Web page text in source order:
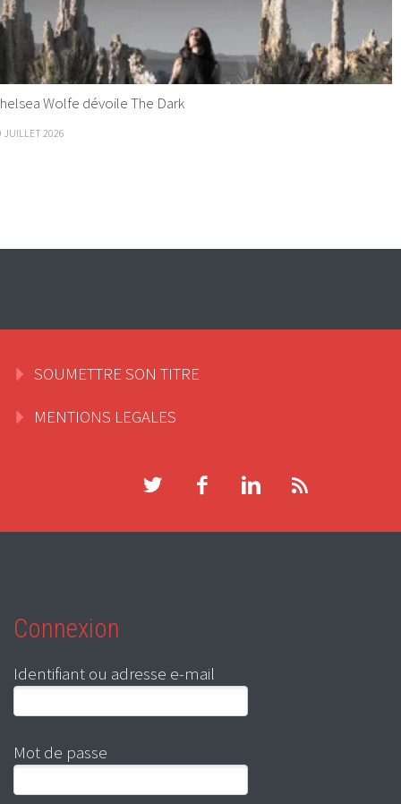
Wolfe dévoile The Dark
JUILLET 2026
SOUMETTRE SON TITRE
MENTIONS LEGALES
Connexion
Identifiant ou adresse e-mail
Mot de passe